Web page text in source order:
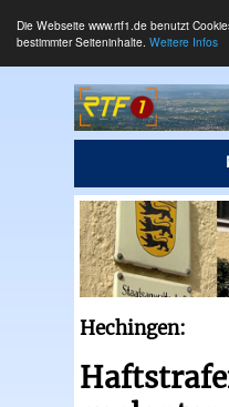
Die Webseite www.rtf1.de benutzt
bestimmter Seiteninhalte. Weitere Infos
Hechingen: